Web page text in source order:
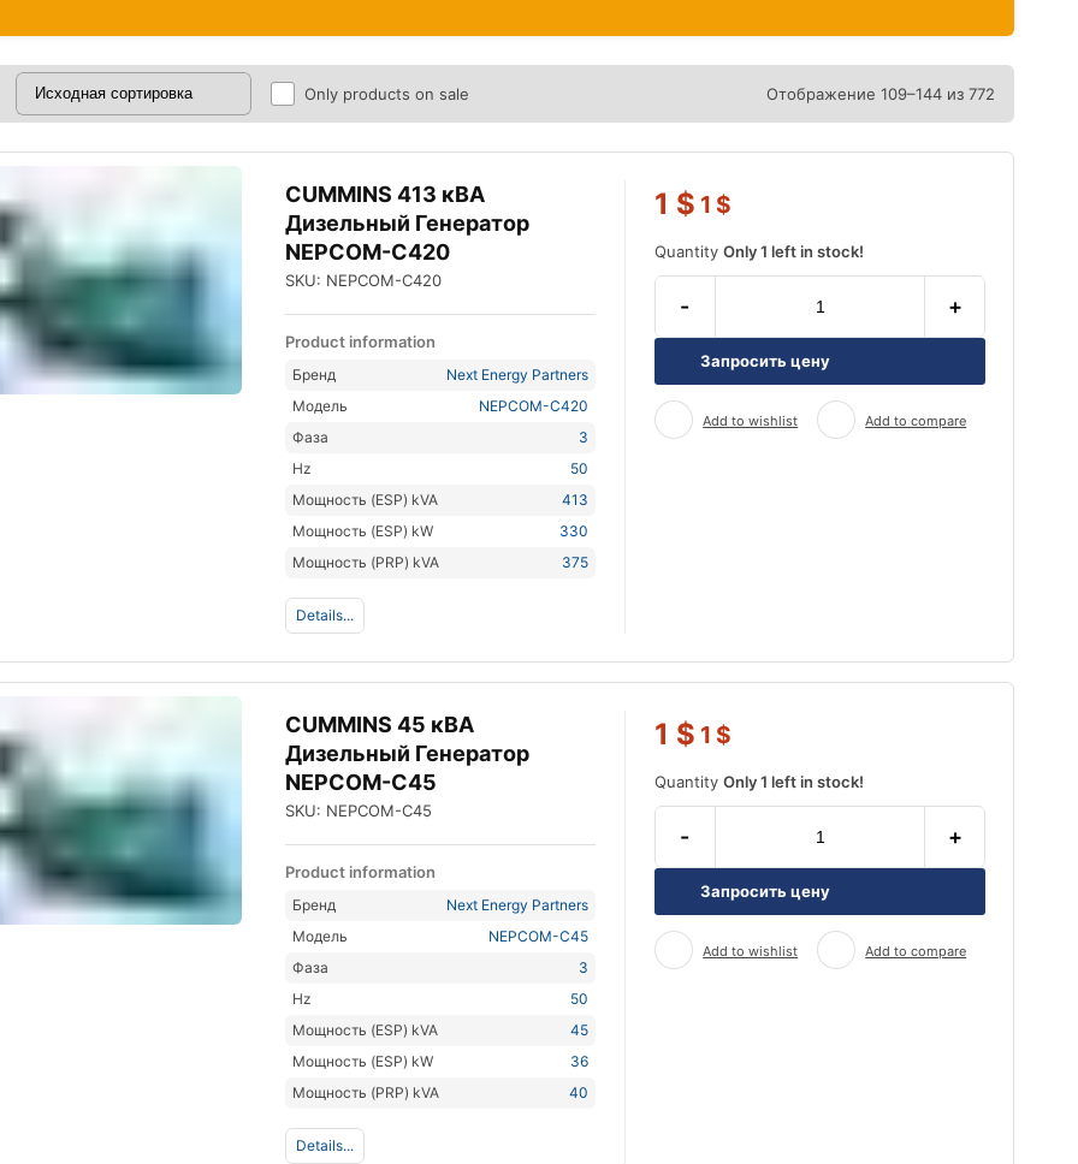
Only products on sale Отображение 109–144 из 772
CUMMINS 413 кВА
Дизельный Генератор
NEPCOM-C420
SKU: NEPCOM-C420
Product information
Бренд
Next Energy Partners
Модель
NEPCOM-C420
Фаза
3
Hz
50
Мощность (ESP) kVA
413
Мощность (ESP) kW
330
Мощность (PRP) kVA
375
Details...
1 $ 1 $
QuantityOnly 1 left in stock!
- +
Запросить цену
Add to wishlist Add to compare
CUMMINS 45 кВА
Дизельный Генератор
NEPCOM-C45
SKU: NEPCOM-C45
Product information
Бренд
Next Energy Partners
Модель
NEPCOM-C45
Фаза
3
Hz
50
Мощность (ESP) kVA
45
Мощность (ESP) kW
36
Мощность (PRP) kVA
40
Details...
1 $ 1 $
QuantityOnly 1 left in stock!
- +
Запросить цену
Add to wishlist Add to compare